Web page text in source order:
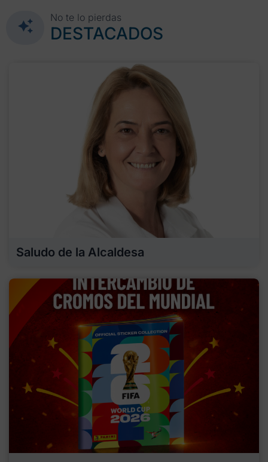
No te lo pierdas
DESTACADOS
Saludo de la Alcaldesa